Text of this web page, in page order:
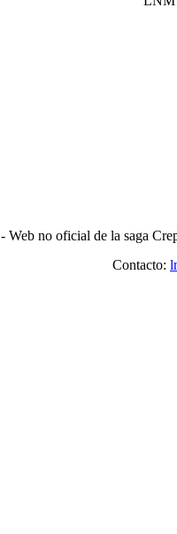
- Web no oficial de la saga
Contacto: